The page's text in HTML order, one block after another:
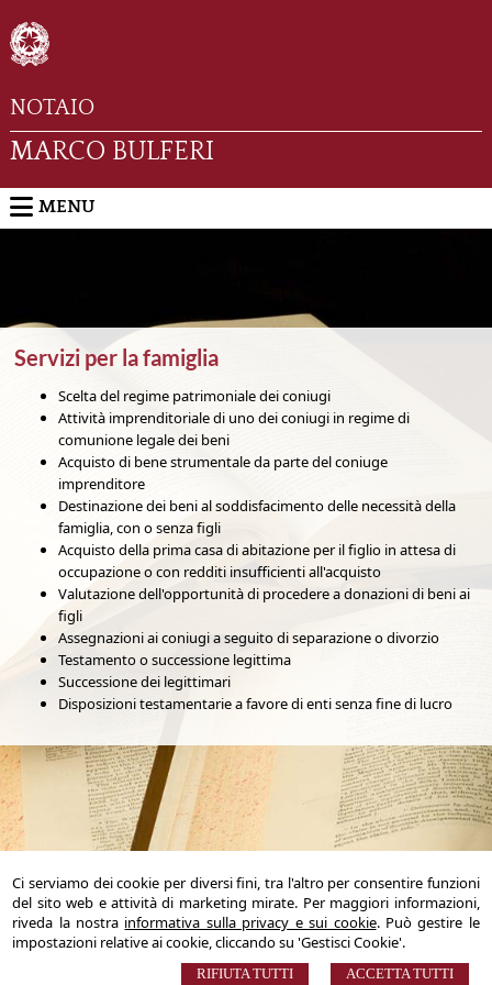
Ci serviamo dei cookie per diversi fini, tra l'altro per consentire funzioni
del sito web e attività di marketing mirate. Per maggiori informazioni,
riveda la nostra informativa sulla privacy e sui cookie. Può gestire le
impostazioni relative ai cookie, cliccando su 'Gestisci Cookie'.
ACCETTA TUTTI
RIFIUTA TUTTI
NOTAIO
MARCO BULFERI
MENU
Servizi per la famiglia
Scelta del regime patrimoniale dei coniugi
Attività imprenditoriale di uno dei coniugi in regime di
comunione legale dei beni
Acquisto di bene strumentale da parte del coniuge
imprenditore
Destinazione dei beni al soddisfacimento delle necessità della
famiglia, con o senza figli
Acquisto della prima casa di abitazione per il figlio in attesa di
occupazione o con redditi insufficienti all'acquisto
Valutazione dell'opportunità di procedere a donazioni di beni ai
figli
Assegnazioni ai coniugi a seguito di separazione o divorzio
Testamento o successione legittima
Successione dei legittimari
Disposizioni testamentarie a favore di enti senza fine di lucro
Notaio Marco Bulferi
Via Arapietra n. 28 – 65124 Pescara (PE)
Tel. +39.085.378179 +39.085.4220609 - Fax +39.085.380275